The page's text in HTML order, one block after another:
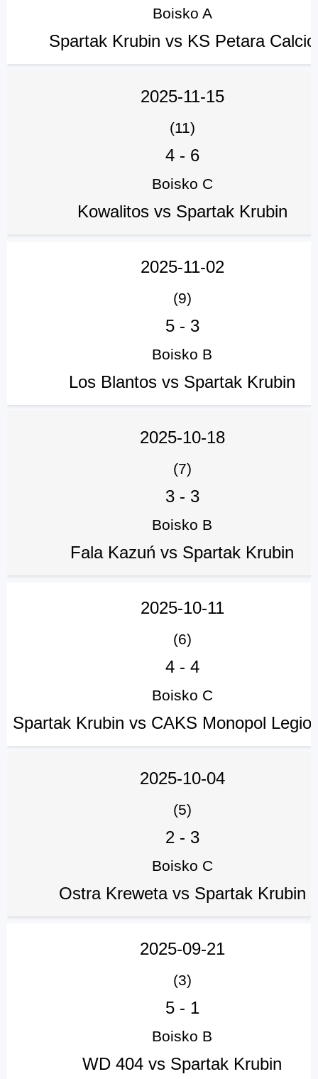
Boisko A
Spartak Krubin vs KS Petara Calcio
2025-11-15
(11)
4- 6
Boisko C
Kowalitos vs Spartak Krubin
2025-11-02
(9)
5- 3
Boisko B
Los Blantos vs Spartak Krubin
2025-10-18
(7)
3- 3
Boisko B
Fala Kazuń vs Spartak Krubin
2025-10-11
(6)
4- 4
Boisko C
Spartak Krubin vs CAKS Monopol
2025-10-04
(5)
2- 3
Boisko C
Ostra Kreweta vs Spartak Krubin
2025-09-21
(3)
5- 1
Boisko B
WD 404 vs Spartak Krubin